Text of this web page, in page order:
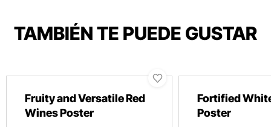
TAMBIÉN TE PUEDE GUSTAR
Fruity and Versatile Red
Wines Poster
Fortified
Poster